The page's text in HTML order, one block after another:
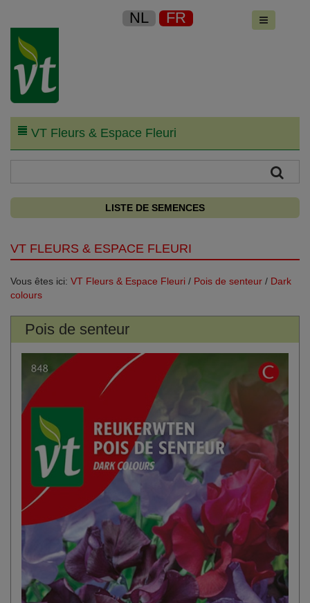
NL FR
VT Fleurs & Espace Fleuri
LISTE DE SEMENCES
VT FLEURS & ESPACE FLEURI
Vous êtes ici: VT Fleurs & Espace Fleuri / Pois de senteur / Dark
colours
Pois de senteur